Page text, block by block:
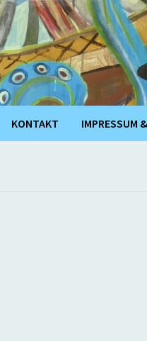
KONTAKT IMPRESSUM